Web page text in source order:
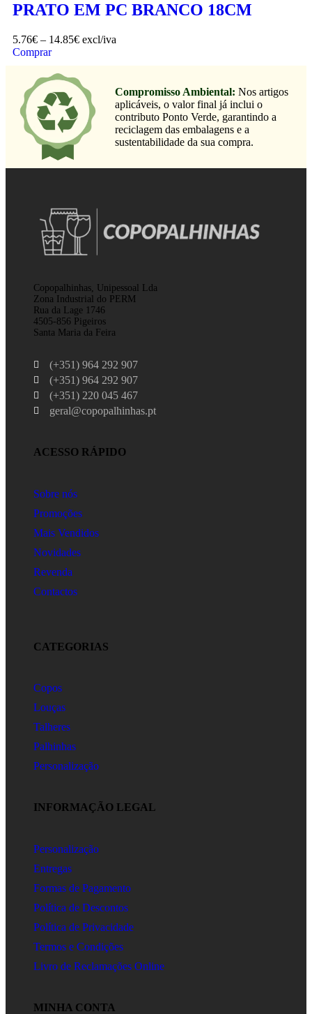
PRATO EM PC BRANCO 18CM
5.76€ – 14.85€ excl/iva
Comprar
Compromisso Ambiental: Nos artigos
aplicáveis, o valor final já inclui o
contributo Ponto Verde, garantindo a
reciclagem das embalagens e a
sustentabilidade da sua compra.
Copopalhinhas, Unipessoal Lda
Zona Industrial do PERM
Rua da Lage 1746
4505-856 Pigeiros
Santa Maria da Feira
(+351) 964 292 907
(+351) 964 292 907
(+351) 220 045 467
geral@copopalhinhas.pt
ACESSO RÁPIDO
Sobre nós
Promoções
Mais Vendidos
Novidades
Revenda
Contactos
CATEGORIAS
Copos
Louças
Talheres
Palhinhas
Personalização
INFORMAÇÃO LEGAL
Personalização
Entregas
Formas de Pagamento
Política de Descontos
Política de Privacidade
Termos e Condições
Livro de Reclamações Online
MINHA CONTA